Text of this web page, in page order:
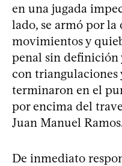
en una jugada
lado, se armó por la
movimientos y
penal sin definición
con triangulaciones
terminaron en el
por encima del
Juan Manuel
De inmediato